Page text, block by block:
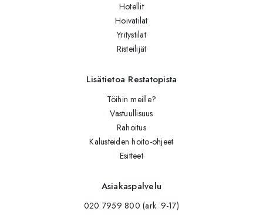
Hotellit
Hoivatilat
Yritystilat
Risteilijät
Lisätietoa Restatopista
Töihin meille?
Vastuullisuus
Rahoitus
Kalusteiden hoito-ohjeet
Esitteet
Asiakaspalvelu
020 7959 800 (ark. 9-17)